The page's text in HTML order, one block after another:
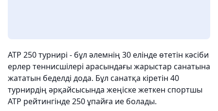
ATP 250 турнирі - бұл әлемнің 30 елінде өтетін кәсіби
ерлер теннисшілері арасындағы жарыстар санатына
жататын беделді дода. Бұл санатқа кіретін 40
турнирдің әрқайсысында жеңіске жеткен спортшы
ATP рейтингінде 250 ұпайға ие болады.